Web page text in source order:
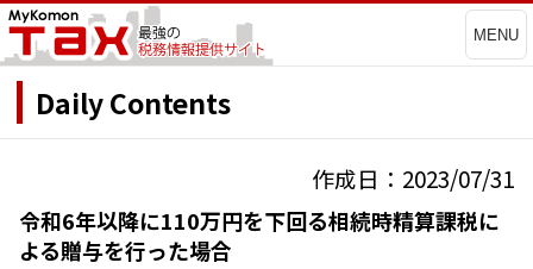
MENU
Daily Contents
作成日：2023/07/31
令和6年以降に110万円を下回る相続時精算課税に
よる贈与を行った場合